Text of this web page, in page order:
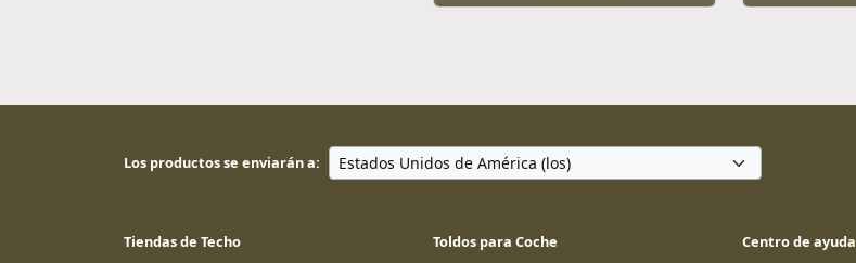
Los productos se enviarán a:
Tiendas de Techo Toldos para Coche Centro de ayuda